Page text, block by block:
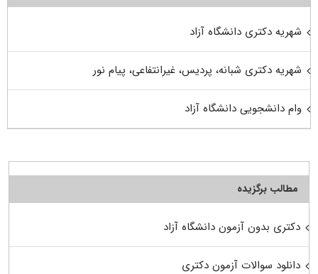
شهریه دکتری دانشگاه آزاد
شهریه دکتری شبانه، پردیس، غیرانتفاعی، پیام نور
وام دانشجویی دانشگاه آزاد
مطالب برگزیده
دکتری بدون آزمون دانشگاه آزاد
دانلود سوالات آزمون دکتری